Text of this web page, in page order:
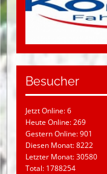
Besucher
Jetzt Online: 6
Heute Online: 269
Gestern Online: 901
Diesen Monat: 8222
Letzter Monat: 30580
Total: 1788254